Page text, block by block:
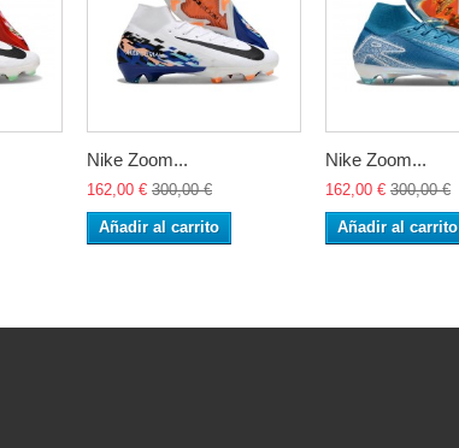
Nike Zoom...
162,00 € 300,00 €
Añadir al carrito
Nike Zoom...
162,00 € 300,00 €
Añadir al carrito